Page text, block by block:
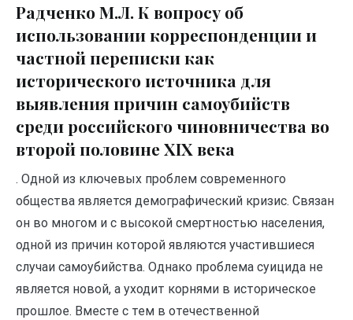
Радченко М.Л. К вопросу об
использовании корреспонденции и
частной переписки как
исторического источника для
выявления причин самоубийств
среди российского чиновничества во
второй половине XIX века
. Одной из ключевых проблем современного
общества является демографический кризис. Связан
он во многом и с высокой смертностью населения,
одной из причин которой являются участившиеся
случаи самоубийства. Однако проблема суицида не
является новой, а уходит корнями в историческое
прошлое. Вместе с тем в отечественной